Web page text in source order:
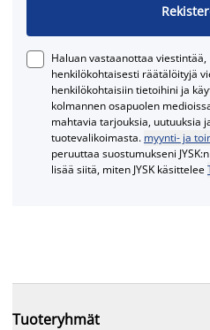
Haluan vastaanottaa
henkilökohtaisesti räätälöityjä
henkilökohtaisiin tietoihini ja
kolmannen osapuolen
mahtavia tarjouksia, uutuuksia
tuotevalikoimasta. myynti- ja
peruuttaa suostumukseni
lisää siitä, miten JYSK käsittelee
Tuoteryhmät